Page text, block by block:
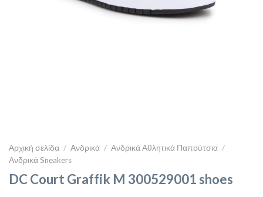
Αρχική σελίδα / Ανδρικά / Ανδρικά Αθλητικά Παπούτσια /
Ανδρικά Sneakers
DC Court Graffik M 300529001 shoes